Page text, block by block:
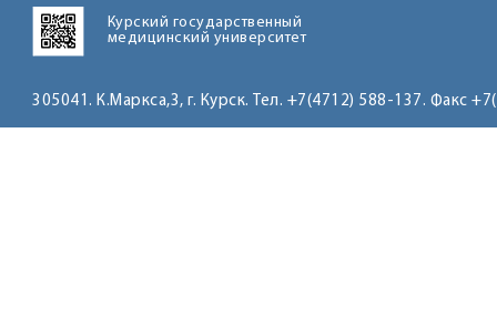
Курский государственный
медицинский университет
305041. К.Маркса,3, г. Курск. Тел. +7(4712) 588-137. Факс